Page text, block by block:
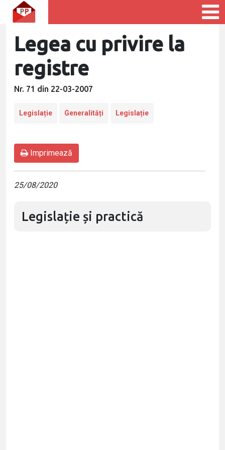
Legea cu privire la
registre
Nr. 71 din 22-03-2007
Legislație Generalități Legislație
Imprimează
25/08/2020
Legislație și practică